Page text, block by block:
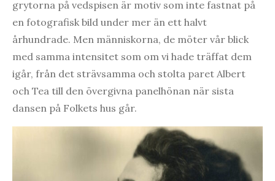
grytorna på vedspisen är motiv som inte fastnat på
en fotografisk bild under mer än ett halvt
århundrade. Men människorna, de möter vår blick
med samma intensitet som om vi hade träffat dem
igår, från det strävsamma och stolta paret Albert
och Tea till den övergivna panelhönan när sista
dansen på Folkets hus går.